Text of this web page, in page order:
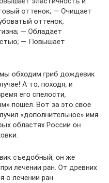
оттенок; — Очищает
оттенок,
— Обладает
— Повышает
обходим гриб дождевик
А то, походя, и
его спелости,
пошел. Вот за это свое
«дополнительное» имя
областях России он
съедобный, он же
лечении ран. От древних
о лечении ран